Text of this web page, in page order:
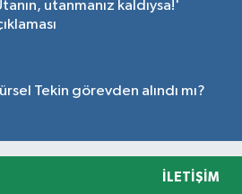
utanmanız kaldıysa!'
Tekin görevden alındı mı?
İLETIŞIM